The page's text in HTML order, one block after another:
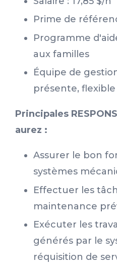
Prime de
Programme
aux familles
Équipe de
présente,
Principales
aurez :
Assurer le bon
systèmes
Effectuer les
maintenance
Exécuter les
générés par le
réquisition de